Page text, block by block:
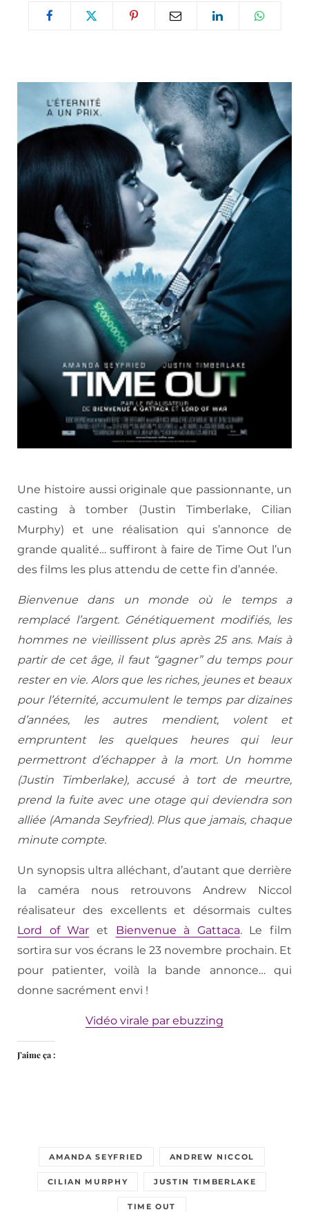
Une histoire aussi originale que passionnante, un
casting à tomber (Justin Timberlake, Cilian
Murphy) et une réalisation qui s’annonce de
grande qualité… suffiront à faire de Time Out l’un
des films les plus attendu de cette fin d’année.
Bienvenue dans un monde où le temps a
remplacé l’argent. Génétiquement modifiés, les
hommes ne vieillissent plus après 25 ans. Mais à
partir de cet âge, il faut “gagner” du temps pour
rester en vie. Alors que les riches, jeunes et beaux
pour l’éternité, accumulent le temps par dizaines
d’années, les autres mendient, volent et
empruntent les quelques heures qui leur
permettront d’échapper à la mort. Un homme
(Justin Timberlake), accusé à tort de meurtre,
prend la fuite avec une otage qui deviendra son
alliée (Amanda Seyfried). Plus que jamais, chaque
minute compte.
Un synopsis ultra alléchant, d’autant que derrière
la caméra nous retrouvons Andrew Niccol
réalisateur des excellents et désormais cultes
Lord of War et Bienvenue à Gattaca. Le film
sortira sur vos écrans le 23 novembre prochain. Et
pour patienter, voilà la bande annonce… qui
donne sacrément envi !
Vidéo virale par ebuzzing
J’aime ça :
AMANDA SEYFRIED ANDREW NICCOL
CILIAN MURPHY JUSTIN TIMBERLAKE
TIME OUT